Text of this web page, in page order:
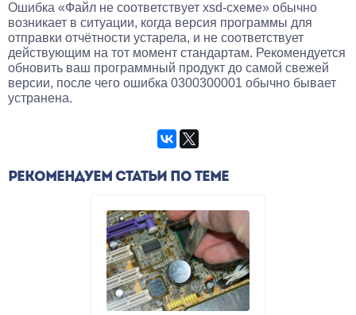
Ошибка «Файл не соответствует xsd-схеме» обычно
возникает в ситуации, когда версия программы для
отправки отчётности устарела, и не соответствует
действующим на тот момент стандартам. Рекомендуется
обновить ваш программный продукт до самой свежей
версии, после чего ошибка 0300300001 обычно бывает
устранена.
РЕКОМЕНДУЕМ СТАТЬИ ПО ТЕМЕ